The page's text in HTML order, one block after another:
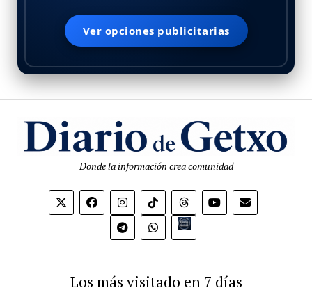
Ver opciones publicitarias
Donde la información crea comunidad
Bio.link
Los más visitado en 7 días